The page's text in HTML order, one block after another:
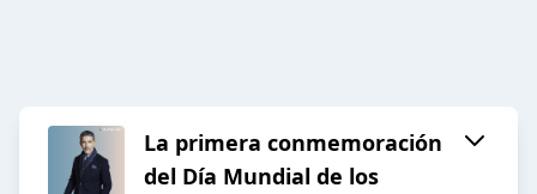
La primera conmemoración
del Día Mundial de los